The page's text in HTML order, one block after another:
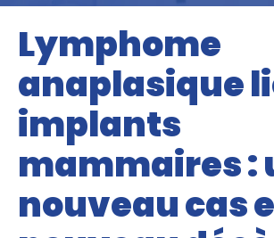
Lymphome
anaplasique
implants
mammaires :
nouveau cas